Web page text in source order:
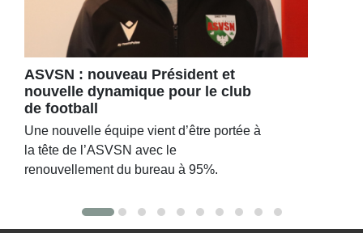
ASVSN : nouveau Président et
nouvelle dynamique pour le club
de football
Une nouvelle équipe vient d’être portée à
la tête de l’ASVSN avec le
renouvellement du bureau à 95%.